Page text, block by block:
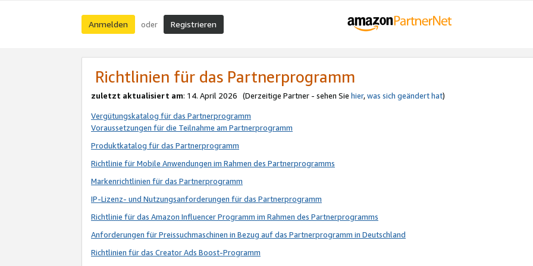
Anmelden oder Registrieren
Richtlinien für das Partnerprogramm
zuletzt aktualisiert am: 14. April 2026 (Derzeitige Partner - sehen Sie hier,was sich geändert hat)
Vergütungskatalog für das Partnerprogramm
Voraussetzungen für die Teilnahme am Partnerprogramm
Produktkatalog für das Partnerprogramm
Richtlinie für Mobile Anwendungen im Rahmen des Partnerprogramms
Markenrichtlinien für das Partnerprogramm
IP-Lizenz- und Nutzungsanforderungen für das Partnerprogramm
Richtlinie für das Amazon Influencer Programm im Rahmen des Partnerprogramms
Anforderungen für Preissuchmaschinen in Bezug auf das Partnerprogramm in Deutschland
Richtlinien für das Creator Ads Boost-Programm